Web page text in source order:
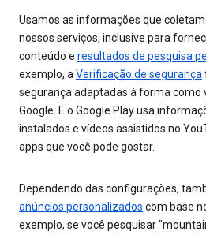
Usamos as informações que
nossos serviços, inclusive para
conteúdo e resultados de pesquisa
exemplo, a Verificação de segurança
segurança adaptadas à forma como
Google. E o Google Play usa
instalados e vídeos assistidos no
apps que você pode gostar.
Dependendo das configurações,
anúncios personalizados com base
exemplo, se você pesquisar